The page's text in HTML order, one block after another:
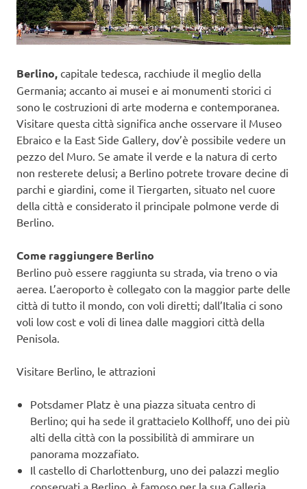
Berlino, capitale tedesca, racchiude il meglio della
Germania; accanto ai musei e ai monumenti storici ci
sono le costruzioni di arte moderna e contemporanea.
Visitare questa città significa anche osservare il Museo
Ebraico e la East Side Gallery, dov’è possibile vedere un
pezzo del Muro. Se amate il verde e la natura di certo
non resterete delusi; a Berlino potrete trovare decine di
parchi e giardini, come il Tiergarten, situato nel cuore
della città e considerato il principale polmone verde di
Berlino.
Come raggiungere Berlino
Berlino può essere raggiunta su strada, via treno o via
aerea. L’aeroporto è collegato con la maggior parte delle
città di tutto il mondo, con voli diretti; dall’Italia ci sono
voli low cost e voli di linea dalle maggiori città della
Penisola.
Visitare Berlino, le attrazioni
Potsdamer Platz è una piazza situata centro di
Berlino; qui ha sede il grattacielo Kollhoff, uno dei più
alti della città con la possibilità di ammirare un
panorama mozzafiato.
Il castello di Charlottenburg, uno dei palazzi meglio